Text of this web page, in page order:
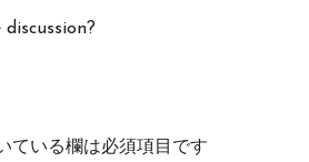
ている欄は必須項目です